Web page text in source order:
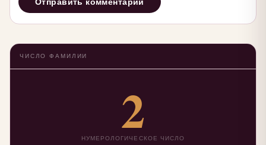
ЧИСЛО ФАМИЛИИ
2
НУМЕРОЛОГИЧЕСКОЕ ЧИСЛО